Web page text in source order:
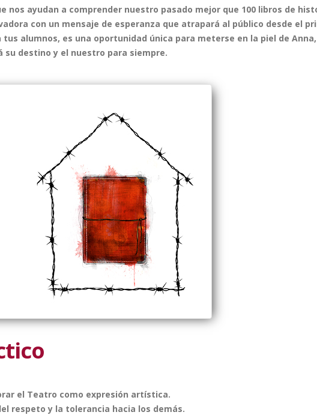
nos ayudan a comprender nuestro pasado mejor que 100 libros de
con un mensaje de esperanza que atrapará al público desde el
alumnos, es una oportunidad única para meterse en la piel de
destino y el nuestro para siempre.
el Teatro como expresión artística.
respeto y la tolerancia hacia los demás.